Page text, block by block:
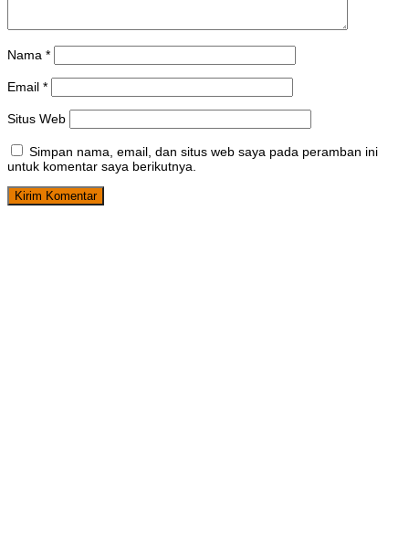
Nama *
Email *
Situs Web
Simpan nama, email, dan situs web saya pada peramban ini
untuk komentar saya berikutnya.